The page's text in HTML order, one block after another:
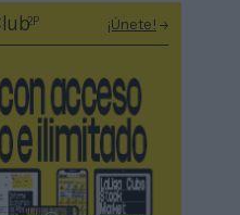
2P ¡Únete!